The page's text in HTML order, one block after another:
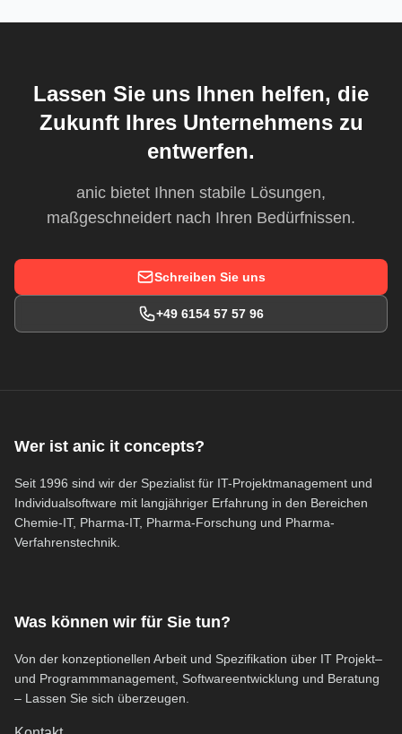
Lassen Sie uns Ihnen helfen, die
Zukunft Ihres Unternehmens zu
entwerfen.
anic bietet Ihnen stabile Lösungen,
maßgeschneidert nach Ihren Bedürfnissen.
Schreiben Sie uns
+49 6154 57 57 96
Wer ist anic it concepts?
Seit 1996 sind wir der Spezialist für IT-Projektmanagement und
Individualsoftware mit langjähriger Erfahrung in den Bereichen
Chemie-IT, Pharma-IT, Pharma-Forschung und Pharma-
Verfahrenstechnik.
Was können wir für Sie tun?
Von der konzeptionellen Arbeit und Spezifikation über IT Projekt–
und Programmmanagement, Softwareentwicklung und Beratung
– Lassen Sie sich überzeugen.